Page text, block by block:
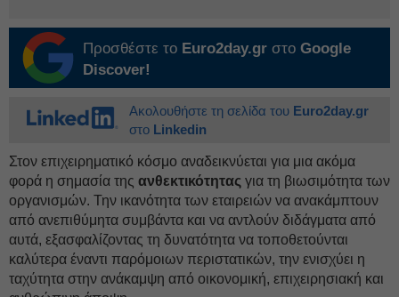
Προσθέστε το Euro2day.gr στο Google
Discover!
Ακολουθήστε τη σελίδα του Euro2day.gr
στο Linkedin
Στον επιχειρηματικό κόσμο αναδεικνύεται για μια ακόμα
φορά η σημασία της ανθεκτικότητας για τη βιωσιμότητα των
οργανισμών. Την ικανότητα των εταιρειών να ανακάμπτουν
από ανεπιθύμητα συμβάντα και να αντλούν διδάγματα από
αυτά, εξασφαλίζοντας τη δυνατότητα να τοποθετούνται
καλύτερα έναντι παρόμοιων περιστατικών, την ενισχύει η
ταχύτητα στην ανάκαμψη από οικονομική, επιχειρησιακή και